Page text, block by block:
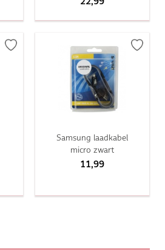
Samsung laadkabel
micro zwart
11,99